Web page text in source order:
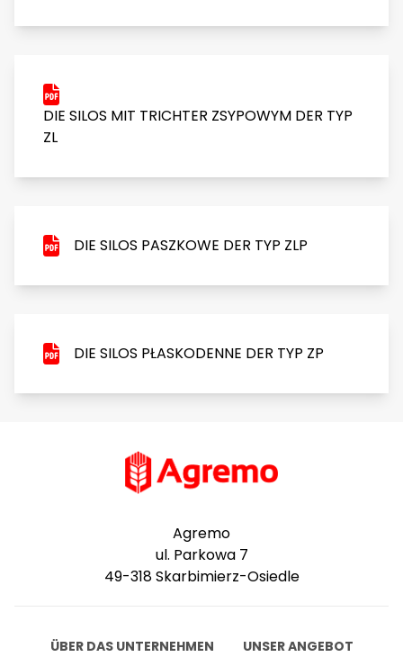
DIE SILOS MIT TRICHTER ZSYPOWYM DER TYP
ZL
DIE SILOS PASZKOWE DER TYP ZLP
DIE SILOS PŁASKODENNE DER TYP ZP
Agremo
ul. Parkowa 7
49-318 Skarbimierz-Osiedle
ÜBER DAS UNTERNEHMEN UNSER ANGEBOT